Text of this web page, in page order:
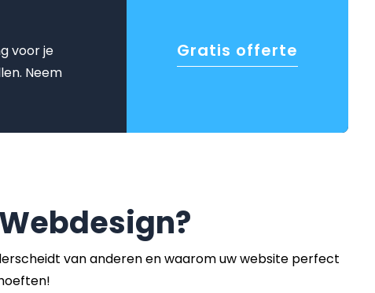
voor je
Neem
Gratis offerte
van anderen en waarom uw website perfect